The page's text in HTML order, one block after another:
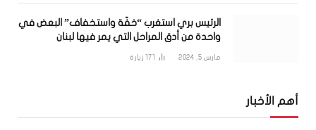
الرئيس بري استغرب “خفّة واستخفاف” البعض في
واحدة من أدق المراحل التي يمر فيها لبنان
مارس 5, 2024 171 زيارة
أهم الأخبار